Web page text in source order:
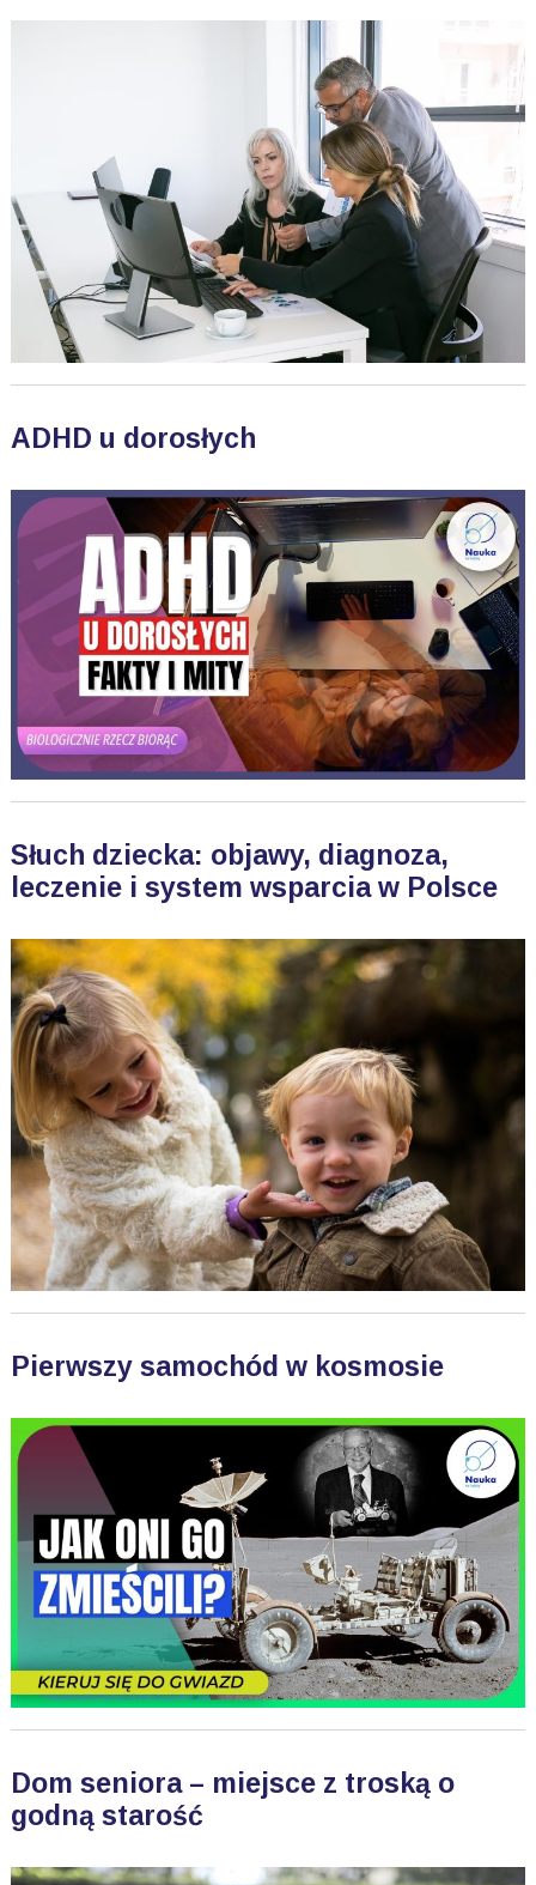
ADHD u dorosłych
Słuch dziecka: objawy, diagnoza,
leczenie i system wsparcia w Polsce
Pierwszy samochód w kosmosie
Dom seniora – miejsce z troską o
godną starość